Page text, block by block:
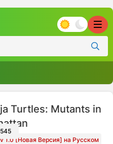
Turtles: Mutants in
v 1.0 [Новая Версия] на Русском